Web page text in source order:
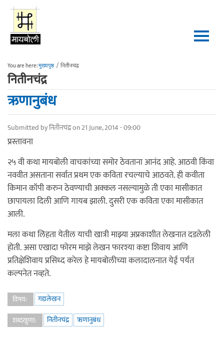
Skip to main content
You are here:मुख्यपृष्ठ / नितीनचंद्र
नितीनचंद्र
ऋणानुबंध
Submitted byनितीनचंद्रon 21 June, 2014 - 09:00
प्रस्तावना
२५ वी कथा मायबोली वाचकांच्या समोर ठेवताना आनंद आहे. आठवी किंवा
नववीत असताना सर्वात प्रथम एक कविता रचल्याचे आठवते. ही कवीता
किमान कॉपी करुन ठेवण्याची अक्कल नसल्यामुळे ती एका मासीकात
छापायला दिली आणि गायब झाली. दुसरी एक कविता एका मासीकात
आली.
मला कथा लिहता येतील याची खात्री माझ्या अप्रकाशीत लेखनात दडलेली
होती. असा एखादा फोरम माझे लेखन फारश्या कष्टा शिवाय आणि
प्रतिक्षेशिवाय प्रसिध्द करेल हे मायबोलीच्या कलादालनात येई पर्यत
कल्पनेत नव्हते.
विषय:
गद्यलेखन
शब्दखुणा:
नितीनचंद्र ऋणानुबंध